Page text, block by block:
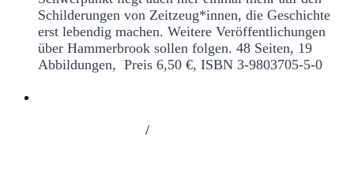
Schilderungen von Zeitzeug*innen, die Geschichte
erst lebendig machen. Weitere Veröffentlichungen
über Hammerbrook sollen folgen. 48 Seiten, 19
Abbildungen, Preis 6,50 €, ISBN 3-9803705-5-0
/